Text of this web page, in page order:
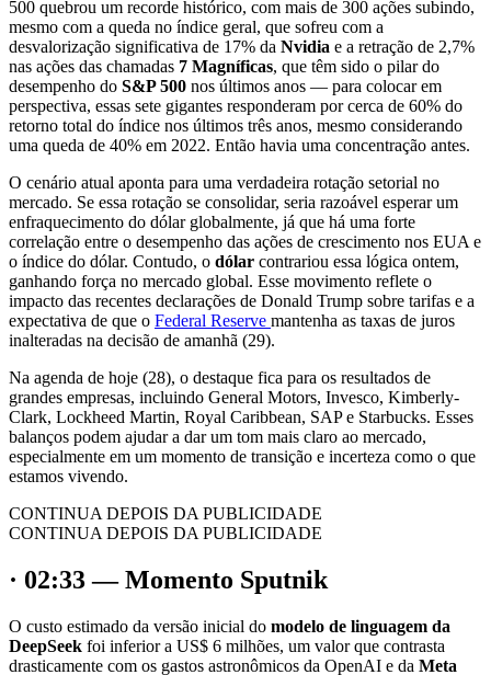
500 quebrou um recorde histórico, com mais de 300 ações subindo,
mesmo com a queda no índice geral, que sofreu com a
desvalorização significativa de 17% da Nvidia e a retração de 2,7%
nas ações das chamadas 7 Magníficas, que têm sido o pilar do
desempenho do S&P 500 nos últimos anos — para colocar em
perspectiva, essas sete gigantes responderam por cerca de 60% do
retorno total do índice nos últimos três anos, mesmo considerando
uma queda de 40% em 2022. Então havia uma concentração antes.
O cenário atual aponta para uma verdadeira rotação setorial no
mercado. Se essa rotação se consolidar, seria razoável esperar um
enfraquecimento do dólar globalmente, já que há uma forte
correlação entre o desempenho das ações de crescimento nos EUA e
o índice do dólar. Contudo, o dólar contrariou essa lógica ontem,
ganhando força no mercado global. Esse movimento reflete o
impacto das recentes declarações de Donald Trump sobre tarifas e a
expectativa de que o Federal Reserve mantenha as taxas de juros
inalteradas na decisão de amanhã (29).
Na agenda de hoje (28), o destaque fica para os resultados de
grandes empresas, incluindo General Motors, Invesco, Kimberly-
Clark, Lockheed Martin, Royal Caribbean, SAP e Starbucks. Esses
balanços podem ajudar a dar um tom mais claro ao mercado,
especialmente em um momento de transição e incerteza como o que
estamos vivendo.
CONTINUA DEPOIS DA PUBLICIDADE
CONTINUA DEPOIS DA PUBLICIDADE
· 02:33 — Momento Sputnik
O custo estimado da versão inicial do modelo de linguagem da
DeepSeek foi inferior a US$ 6 milhões, um valor que contrasta
drasticamente com os gastos astronômicos da OpenAI e da Meta